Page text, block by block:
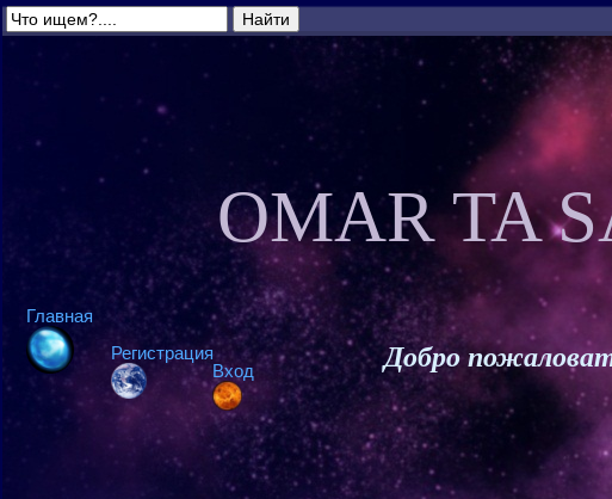
Главная
Регистрация
Вход
OMAR TA
Добро